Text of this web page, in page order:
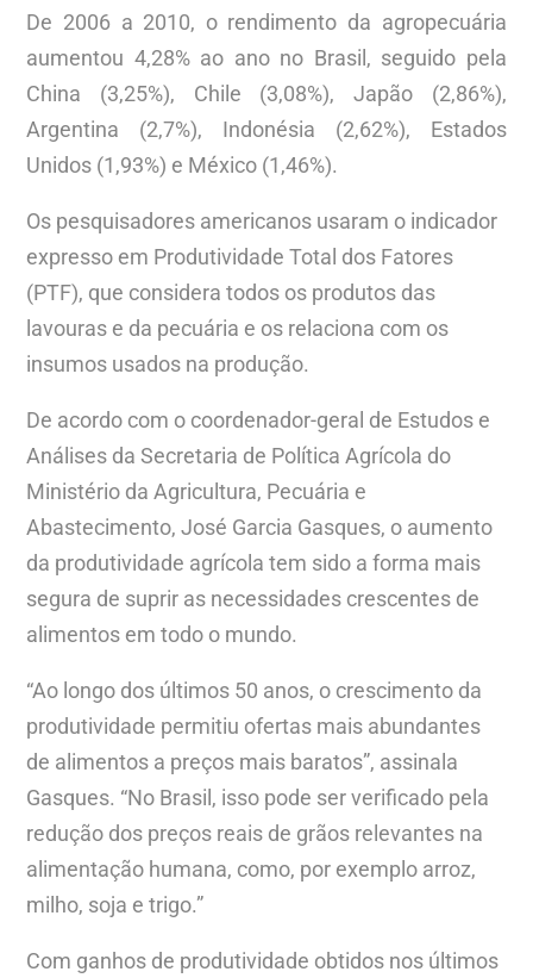
De 2006 a 2010, o rendimento da agropecuária
aumentou 4,28% ao ano no Brasil, seguido pela
China (3,25%), Chile (3,08%), Japão (2,86%),
Argentina (2,7%), Indonésia (2,62%), Estados
Unidos (1,93%) e México (1,46%).
Os pesquisadores americanos usaram o indicador
expresso em Produtividade Total dos Fatores
(PTF), que considera todos os produtos das
lavouras e da pecuária e os relaciona com os
insumos usados na produção.
De acordo com o coordenador-geral de Estudos e
Análises da Secretaria de Política Agrícola do
Ministério da Agricultura, Pecuária e
Abastecimento, José Garcia Gasques, o aumento
da produtividade agrícola tem sido a forma mais
segura de suprir as necessidades crescentes de
alimentos em todo o mundo.
“Ao longo dos últimos 50 anos, o crescimento da
produtividade permitiu ofertas mais abundantes
de alimentos a preços mais baratos”, assinala
Gasques. “No Brasil, isso pode ser verificado pela
redução dos preços reais de grãos relevantes na
alimentação humana, como, por exemplo arroz,
milho, soja e trigo.”
Com ganhos de produtividade obtidos nos últimos